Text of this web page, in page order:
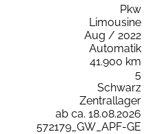
Pkw
Limousine
Aug / 2022
Automatik
41.900 km
5
Schwarz
Zentrallager
ab ca. 18.08.2026
572179_GW_APF-GE